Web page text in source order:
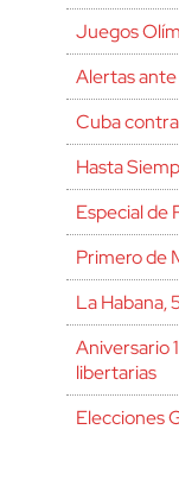
Juegos
Alertas
Cuba
Hasta
Especial de
Primero de
La Habana,
Aniversario
libertarias
Elecciones